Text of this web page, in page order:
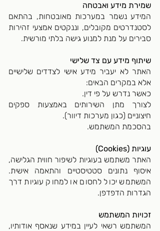
שמירת מידע ואבטחה
המידע נשמר במערכות מאובטחות, בהתאם
לסטנדרטים מקובלים, וננקטים אמצעי זהירות
סבירים על מנת למנוע גישה בלתי מורשית.
שיתוף מידע עם צד שלישי
האתר לא יעביר מידע אישי לצדדים שלישיים
אלא במקרים הבאים:
כאשר נדרש על פי דין.
לצורך מתן השירותים באמצעות ספקים
חיצוניים (כגון מערכות דיוור).
בהסכמת המשתמש.
עוגיות (Cookies)
האתר משתמש בעוגיות לשיפור חווית הגלישה,
איסוף נתונים סטטיסטיים והתאמה אישית.
המשתמש יכול לחסום או למחוק עוגיות דרך
הגדרות הדפדפן.
זכויות המשתמש
המשתמש רשאי לעיין במידע שנאסף אודותיו,